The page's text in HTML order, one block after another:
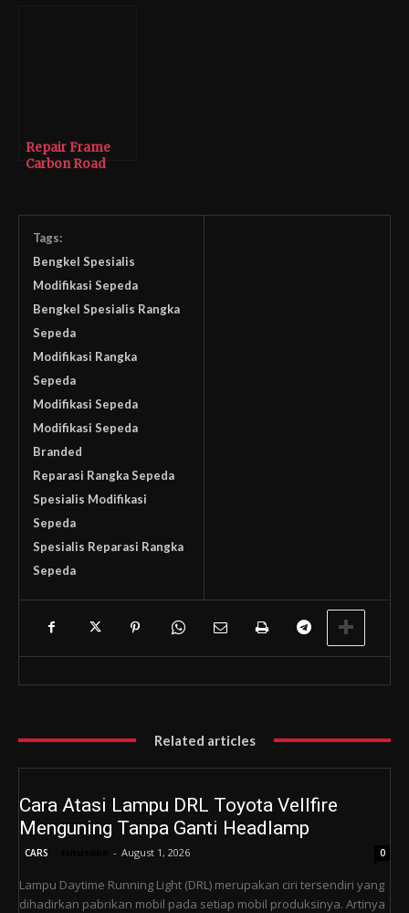
Repair Frame
Carbon Road
Tags:
Bengkel Spesialis
Modifikasi Sepeda
Bengkel Spesialis Rangka
Sepeda
Modifikasi Rangka
Sepeda
Modifikasi Sepeda
Modifikasi Sepeda
Branded
Reparasi Rangka Sepeda
Spesialis Modifikasi
Sepeda
Spesialis Reparasi Rangka
Sepeda
Related articles
Cara Atasi Lampu DRL Toyota Vellfire
Menguning Tanpa Ganti Headlamp
CARS - August 1, 2026 0
Lampu Daytime Running Light (DRL) merupakan ciri tersendiri yang
dihadirkan pabrikan mobil pada setiap mobil produksinya. Artinya